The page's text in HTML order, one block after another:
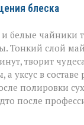
блеска
белые чайники
Тонкий слой
творит
уксус в составе
полировки
после